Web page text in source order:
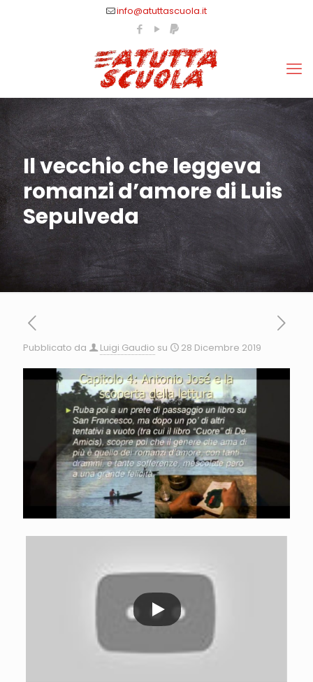
info@atuttascuola.it
Il vecchio che leggeva
romanzi d’amore di Luis
Sepulveda
Pubblicato da Luigi Gaudio su 28 Dicembre 2019